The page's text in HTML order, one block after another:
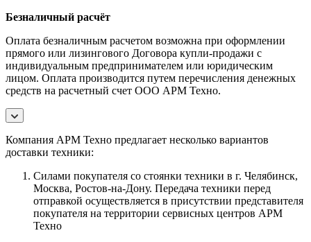
Безналичный расчёт
Оплата безналичным расчетом возможна при оформлении
прямого или лизингового Договора купли-продажи с
индивидуальным предпринимателем или юридическим
лицом. Оплата производится путем перечисления денежных
средств на расчетный счет ООО АРМ Техно.
Компания АРМ Техно предлагает несколько вариантов
доставки техники:
Силами покупателя со стоянки техники в г. Челябинск,
Москва, Ростов-на-Дону. Передача техники перед
отправкой осуществляется в присутствии представителя
покупателя на территории сервисных центров АРМ
Техно